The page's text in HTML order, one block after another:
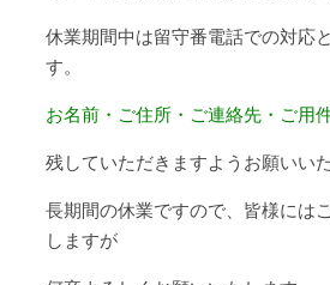
休業期間中は留守番電話での対応
す。
お名前・ご住所・ご連絡先・ご用
残していただきますようお願いい
長期間の休業ですので、皆様には
しますが